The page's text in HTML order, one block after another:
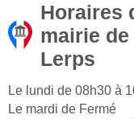
Horaires
mairie
Lerps
Le lundi de 08h30 à
Le mardi de Fermé